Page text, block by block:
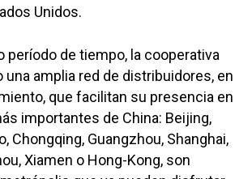
Unidos.
período de tiempo, la cooperativa
una amplia red de distribuidores, en
que facilitan su presencia en
importantes de China: Beijing,
Chongqing, Guangzhou, Shanghai,
Xiamen o Hong-Kong, son